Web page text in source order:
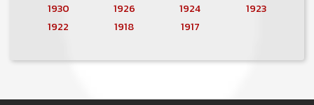
1930
1926 1924
1923
1922
1918 1917